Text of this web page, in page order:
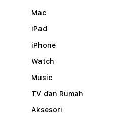
Mac
iPad
iPhone
Watch
Music
TV dan Rumah
Aksesori